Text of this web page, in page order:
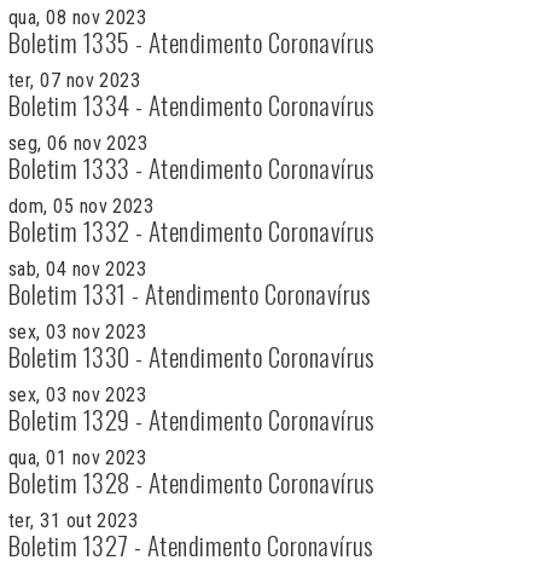
qua, 08 nov 2023
Boletim 1335 - Atendimento Coronavírus
ter, 07 nov 2023
Boletim 1334 - Atendimento Coronavírus
seg, 06 nov 2023
Boletim 1333 - Atendimento Coronavírus
dom, 05 nov 2023
Boletim 1332 - Atendimento Coronavírus
sab, 04 nov 2023
Boletim 1331 - Atendimento Coronavírus
sex, 03 nov 2023
Boletim 1330 - Atendimento Coronavírus
sex, 03 nov 2023
Boletim 1329 - Atendimento Coronavírus
qua, 01 nov 2023
Boletim 1328 - Atendimento Coronavírus
ter, 31 out 2023
Boletim 1327 - Atendimento Coronavírus